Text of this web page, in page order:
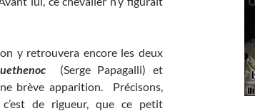
y retrouvera encore les deux
(Serge Papagalli) et
brève apparition. Précisons,
c’est de rigueur, que ce petit